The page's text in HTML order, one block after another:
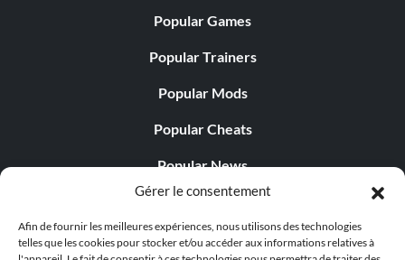
Gérer le consentement
Afin de fournir les meilleures expériences, nous utilisons des technologies
telles que les cookies pour stocker et/ou accéder aux informations relatives à
Popular Games
Popular Trainers
Popular Mods
Popular Cheats
Popular News
Popular Editorials
Popular Free Games